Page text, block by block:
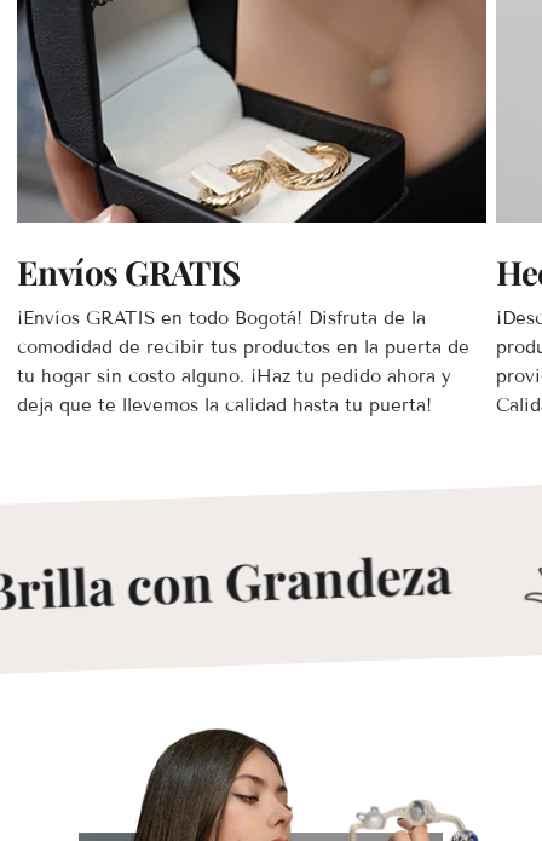
Envíos GRATIS
¡Envíos GRATIS en todo Bogotá! Disfruta de la
comodidad de recibir tus productos en la puerta de
tu hogar sin costo alguno. ¡Haz tu pedido ahora y
deja que te llevemos la calidad hasta tu puerta!
con Grandeza